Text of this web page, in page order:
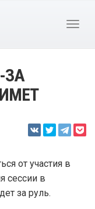
ЗА
от участия в
сессии в
за руль.